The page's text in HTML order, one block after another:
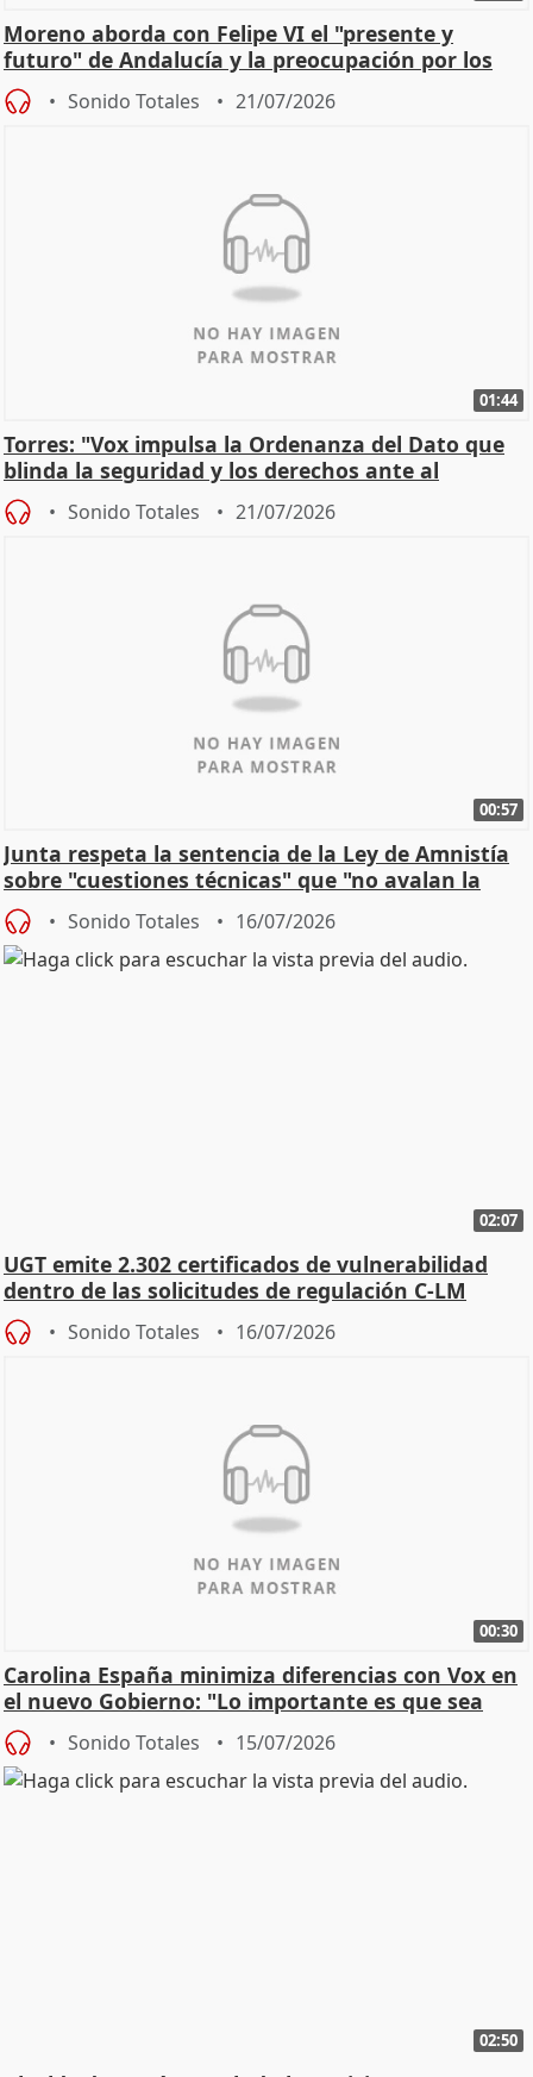
Moreno aborda con Felipe VI el "presente y
futuro" de Andalucía y la preocupación por los
incendios
Sonido Totales 21/07/2026
01:44
Torres: "Vox impulsa la Ordenanza del Dato que
blinda la seguridad y los derechos ante al
control"
Sonido Totales 21/07/2026
00:57
Junta respeta la sentencia de la Ley de Amnistía
sobre "cuestiones técnicas" que "no avalan la
const
Sonido Totales 16/07/2026
02:07
UGT emite 2.302 certificados de vulnerabilidad
dentro de las solicitudes de regulación C-LM
Sonido Totales 16/07/2026
00:30
Carolina España minimiza diferencias con Vox en
el nuevo Gobierno: "Lo importante es que sea
una leg
Sonido Totales 15/07/2026
02:50